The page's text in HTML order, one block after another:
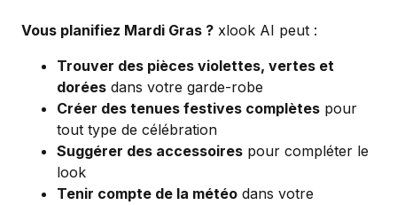
Vous planifiez Mardi Gras ? xlook AI peut :
Trouver des pièces violettes, vertes et
dorées dans votre garde-robe
Créer des tenues festives complètes pour
tout type de célébration
Suggérer des accessoires pour compléter le
look
Tenir compte de la météo dans votre